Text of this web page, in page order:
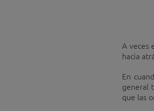
A veces
hacia
En
general
que las